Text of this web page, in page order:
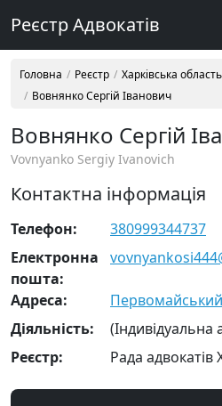
Реєстр Адвокатів
Головна Реєстр Харківська область
Вовнянко Сергій Іванович
Вовнянко Сергій
Vovnyanko Sergiy Ivanovich
Контактна інформація
Телефон:
380999344737
Електронна
пошта:
Адреса:
Діяльність:
(Індивідуальна
Реєстр:
Рада адвокатів